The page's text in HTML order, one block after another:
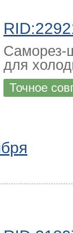
Саморез-
для
Точное